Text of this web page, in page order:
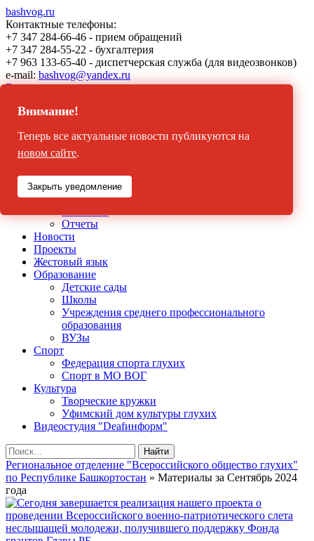
bashvog.ru
Контактные телефоны:
+7 347 284-66-46 - прием обращений
+7 347 284-55-22 - бухгалтерия
+7 963 133-65-40 - диспетчерская служба (для видеозвонков)
e-mail: bashvog@yandex.ru
Версия для
Вконтакте
Instagram
О нас
История РО ВОГ по РБ
Структура местных отделений
Отчеты
Новости
Проекты
Жестовый язык
Образование
Детские сады
Школы
Учреждения среднего профессионального
образования
ВУЗы
Спорт
Федерация спорта глухих
Спорт в МО ВОГ
Культура
Творческие кружки
Уфимский дом культуры глухих
Видеостудия "Deafинформ"
Найти
Региональное отделение "Всероссийского общество глухих"
по Республике Башкортостан » Материалы за Сентябрь 2024
года
Внимание!
Теперь все актуальные новости публикуются на
новом сайте.
Закрыть уведомление